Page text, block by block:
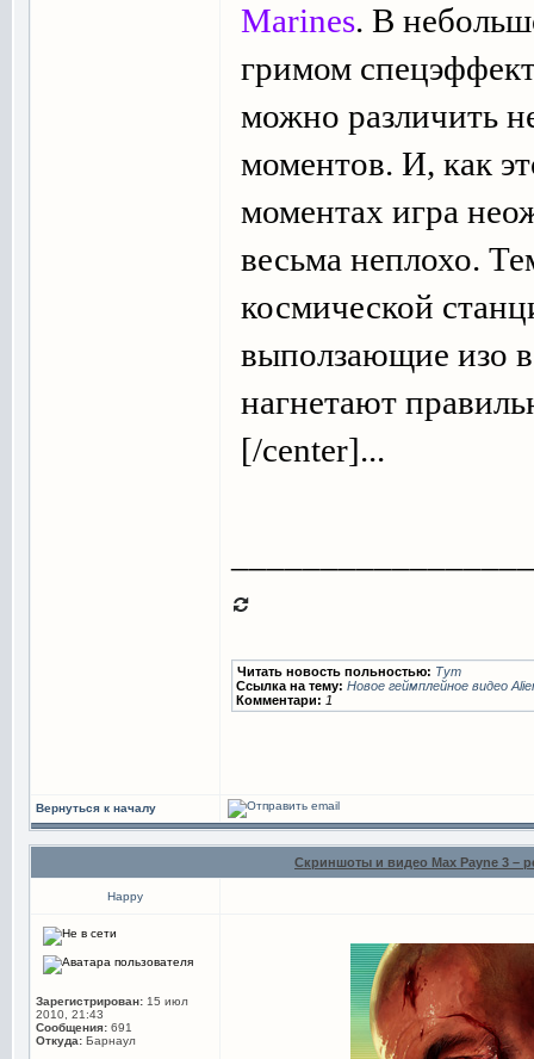
Marines. В
гримом
можно различить
моментов. И, как
моментах игра
весьма неплохо.
космической
выползающие изо
нагнетают
[/center]...
Читать новость польностью: Тут
Ссылка на тему: Новое геймплейное видео
Комментари: 1
Вернуться к началу
Скриншоты и видео Max Payne 3 –
Happy
Зарегистрирован: 15 июл
2010, 21:43
Сообщения: 691
Откуда: Барнаул